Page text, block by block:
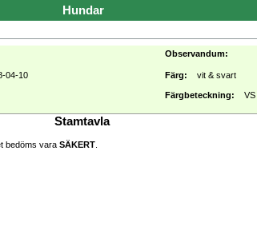
Hundar
Observandum:
04-10 Färg: vit & svart
Färgbeteckning: VS
Stamtavla
bedöms vara SÄKERT